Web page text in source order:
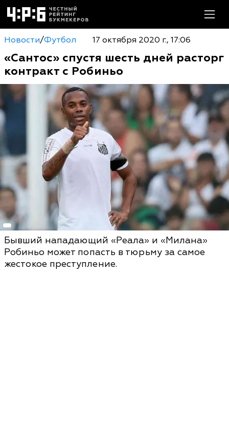
Новости/Футбол 17 октября 2020 г., 17:06
«Сантос» спустя шесть дней расторг
контракт с Робиньо
Бывший нападающий «Реала» и «Милана»
Робиньо может попасть в тюрьму за самое
жестокое преступление.